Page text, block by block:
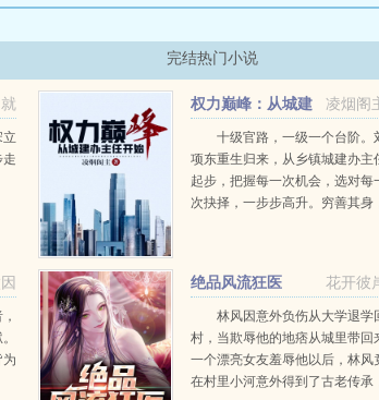
完结热门小说
立
凌烟阁
权力巅峰：从城建
办主任开始
十级官路，一级一个台阶。
项东重生归来，从乡镇城建办主
起步，把握每一次机会，选对每
次抉择，一步步高升。穷善其身
煌时代里弄潮而上，踏上人生巅
花开彼
绝品风流狂医
林风因意外负伤从大学退学
村，当欺辱他的地痞从城里带回
一个漂亮女友羞辱他以后，林风
在村里小河意外得到了古老传承